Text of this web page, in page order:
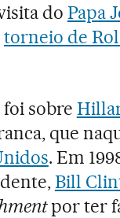
do Papa
torneio de
sobre
que
. Em
Bill
por ter